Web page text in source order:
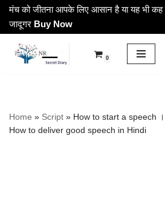
Skip
content
मंच को जीतना आपके लिए आसान है या यह भी
जादूगर Buy Now
0
Home » Script » How to start a speech ।
How to deliver good speech in Hindi